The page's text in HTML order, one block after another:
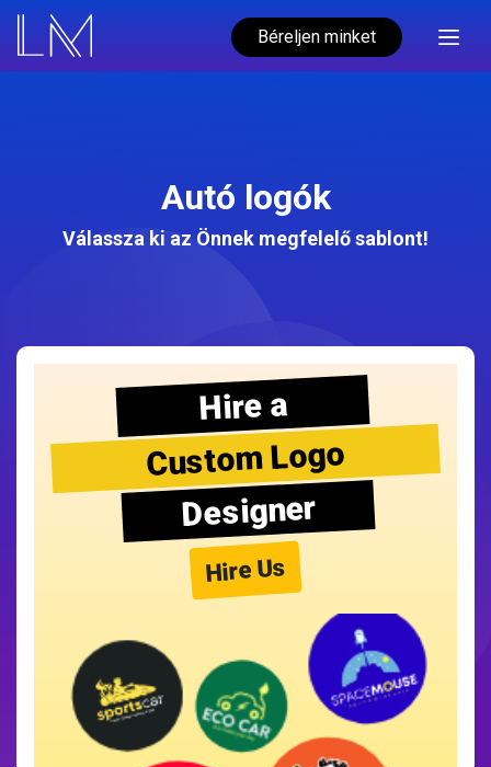
Béreljen minket
Autó logók
Válassza ki az Önnek megfelelő sablont!
Hire a
Custom Logo
Designer
Hire Us